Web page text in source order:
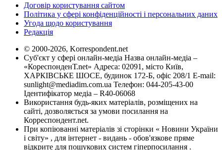
Договір користування сайтом
Політика у сфері конфіденційності і персональних даних
Угода щодо користування
Редакція
© 2000-2026, Korrespondent.net
Суб'єкт у сфері онлайн-медіа Назва онлайн-медіа –
«КореспонденТ.net» Адреса: 02091, місто Київ,
ХАРКІВСЬКЕ ШОСЕ, будинок 172-Б, офіс 208/1 E-mail:
sunlight@mediadim.com.ua Телефон: 044-205-43-00
Ідентифікатор медіа – R40-06068
Використання будь-яких матеріалів, розміщених на
сайті, дозволяється за умови посилання на
Корреспондент.net.
При копіюванні матеріалів зі сторінки « Новини України
і світу» , для інтернет - видань - обов'язкове пряме
відкрите для пошукових систем гіперпосилання .